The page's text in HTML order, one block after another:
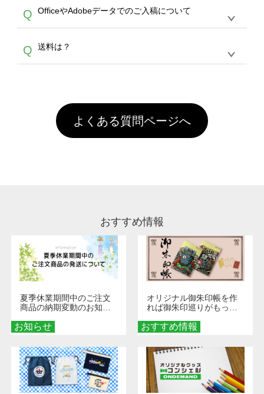
イントとして付与され、次回ご注文時に1ポイ
ント＝1円としてお使いいただけます。ポイン
トは発送完了の翌日に付与され、次回ご注文時
からご利用頂けます。ポイントの有効期限は一
年間です。【会員ランク】過去10カ月のご注
文回数により会員ランク割引(最大5%)が適用
頂いても、ログインがされていなければ、ラン
クにカウントがされません。
A
意点（前処理剤）】カラー生地（Tシャツのホ
ワイト、トートバッグのナチュラル、ホワイト
といって、プリントを定着させるための処理剤
を塗布しており、短納期・低価格で商品をお届
害な性質で、水洗いで落とすことが可能です。
お手数ですが、お客様ご自身にて着用前に落と
していただけますようお願いいたします。※1
通常注文・直送機能でのご注文に関わらず、前
Q OfficeやAdobeデータでのご入稿について
A
ません。いずれのデータも該当デザインのみ画
像(JPEG,PNG,GIF,PDF)に変換、またはAdobe
Q 送料は？
引」などによるお値引きで4,000円未満になる
場合は送料がかかりますので、ご注意くださ
い。
よくある質問ページへ
おすすめ情報
お知らせ
夏季休業期間中のご注文
商品の納期変動のお知ら
おすすめ情報
オリジナル御朱印帳を作
れば御朱印巡りがもっと
ダーメイドする魅力と選
び方